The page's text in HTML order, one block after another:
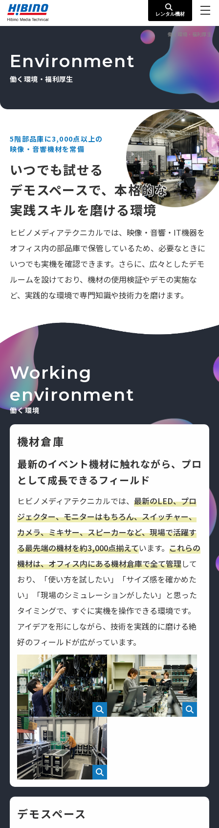
レンタル機材
働く環境・福利厚⽣
Environment
働く環境・福利厚⽣
5階部品庫に3,000点以上の
映像・音響機材を常備
いつでも試せる
デモスペースで、本格的な
実践スキルを磨ける環境
ヒビノメディアテクニカルでは、映像・音響・IT機器を
オフィス内の部品庫で保管しているため、必要なときに
いつでも実機を確認できます。さらに、広々としたデモ
ルームを設けており、機材の使用検証やデモの実施な
ど、実践的な環境で専門知識や技術力を磨けます。
Working
environment
働く環境
機材倉庫
最新のイベント機材に触れながら、 プロ
として成長できるフィールド
ヒビノメディアテクニカルでは、 最新のLED、プロ
ジェクター、モニターはもちろん、スイッチャー、
カメラ、ミキサー、スピーカーなど、現場で活躍す
る最先端の機材を約3,000点揃えています。 これらの
機材は、オフィス内にある機材倉庫で全て管理して
おり、「使い方を試したい」「サイズ感を確かめた
い」「現場のシミュレーションがしたい」と思った
タイミングで、すぐに実機を操作できる環境です。
アイデアを形にしながら、技術を実践的に磨ける絶
好のフィールドが広がっています。
デモスペース